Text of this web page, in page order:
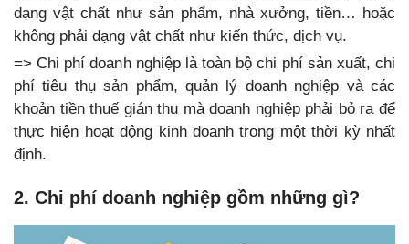
dạng vật chất như sản phẩm, nhà xưởng, tiền… hoặc
không phải dạng vật chất như kiến thức, dịch vụ.
=> Chi phí doanh nghiệp là toàn bộ chi phí sản xuất, chi
phí tiêu thụ sản phẩm, quản lý doanh nghiệp và các
khoản tiền thuế gián thu mà doanh nghiệp phải bỏ ra để
thực hiện hoạt động kinh doanh trong một thời kỳ nhất
định.
2. Chi phí doanh nghiệp gồm những gì?